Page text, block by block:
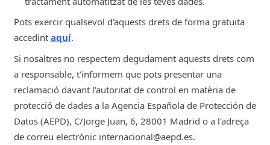
Pots exercir qualsevol d'aquests drets de forma gratuïta
accedint aquí.
Si nosaltres no respectem degudament aquests drets com
a responsable, t'informem que pots presentar una
reclamació davant l'autoritat de control en matèria de
protecció de dades a la Agencia Española de Protección de
Datos (AEPD), C/Jorge Juan, 6, 28001 Madrid o a l'adreça
de correu electrònic internacional@aepd.es.